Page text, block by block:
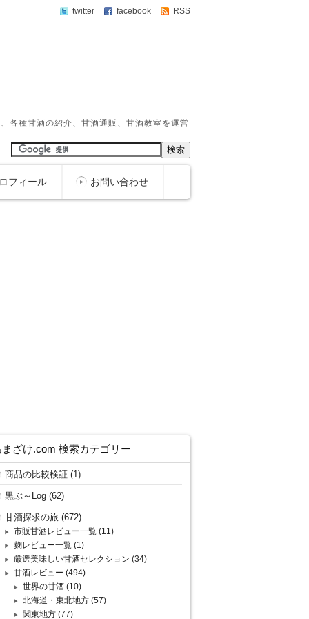
twitter facebook RSS
各種甘酒の紹介、甘酒通販、甘酒教室を運営
フィール お問い合わせ
まざけ.com 検索カテゴリー
商品の比較検証 (1)
黒ぶ～Log (62)
甘酒探求の旅 (672)
市販甘酒レビュー一覧 (11)
麹レビュー一覧 (1)
厳選美味しい甘酒セレクション (34)
甘酒レビュー (494)
世界の甘酒 (10)
北海道・東北地方 (57)
関東地方 (77)